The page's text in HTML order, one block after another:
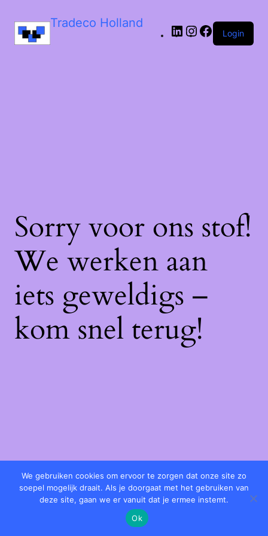
Tradeco Holland
Login
Sorry voor ons stof!
We werken aan
iets geweldigs –
kom snel terug!
We gebruiken cookies om ervoor te zorgen dat onze site zo
soepel mogelijk draait. Als je doorgaat met het gebruiken van
deze site, gaan we er vanuit dat je ermee instemt.
Ok